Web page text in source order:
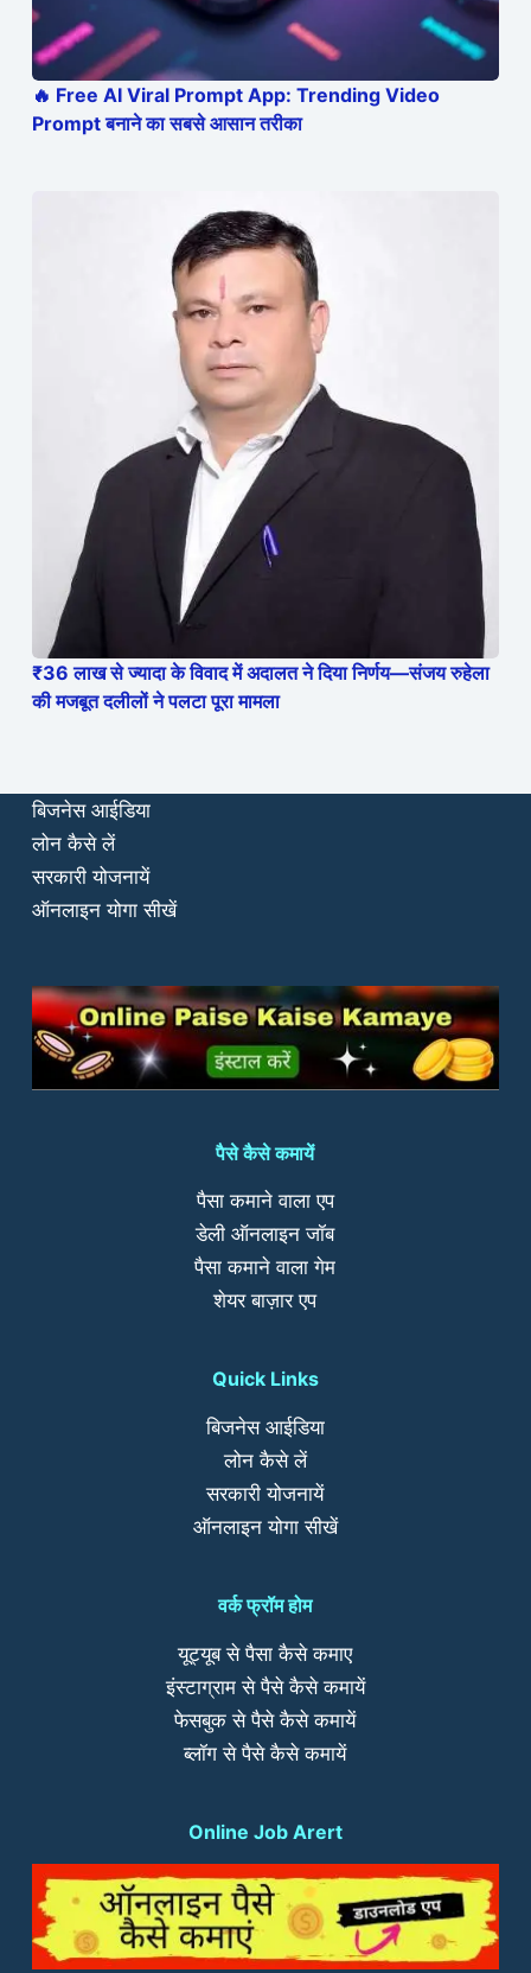
🔥 Free AI Viral Prompt App: Trending Video
Prompt बनाने का सबसे आसान तरीका
₹36 लाख से ज्यादा के विवाद में अदालत ने दिया निर्णय—संजय रुहेला
की मजबूत दलीलों ने पलटा पूरा मामला
बिजनेस आईडिया
लोन कैसे लें
सरकारी योजनायें
ऑनलाइन योगा सीखें
पैसे कैसे कमायें
पैसा कमाने वाला एप
डेली ऑनलाइन जॉब
पैसा कमाने वाला गेम
शेयर बाज़ार एप
Quick Links
बिजनेस आईडिया
लोन कैसे लें
सरकारी योजनायें
ऑनलाइन योगा सीखें
वर्क फ्रॉम होम
यूट्यूब से पैसा कैसे कमाए
इंस्टाग्राम से पैसे कैसे कमायें
फेसबुक से पैसे कैसे कमायें
ब्लॉग से पैसे कैसे कमायें
Online Job Arert